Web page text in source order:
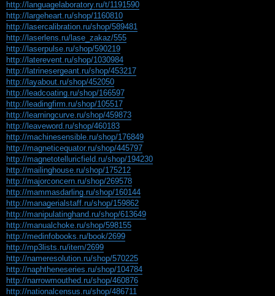
http://languagelaboratory.ru/t/1191590
http://largeheart.ru/shop/1160810
http://lasercalibration.ru/shop/589481
http://laserlens.ru/lase_zakaz/555
http://laserpulse.ru/shop/590219
http://laterevent.ru/shop/1030984
http://latrinesergeant.ru/shop/453217
http://layabout.ru/shop/452050
http://leadcoating.ru/shop/166597
http://leadingfirm.ru/shop/105517
http://learningcurve.ru/shop/459873
http://leaveword.ru/shop/460183
http://machinesensible.ru/shop/176849
http://magneticequator.ru/shop/445797
http://magnetotelluricfield.ru/shop/194230
http://mailinghouse.ru/shop/175212
http://majorconcern.ru/shop/269578
http://mammasdarling.ru/shop/160144
http://managerialstaff.ru/shop/159862
http://manipulatinghand.ru/shop/613649
http://manualchoke.ru/shop/598155
http://medinfobooks.ru/book/2699
http://mp3lists.ru/item/2699
http://nameresolution.ru/shop/570225
http://naphtheneseries.ru/shop/104784
http://narrowmouthed.ru/shop/460876
http://nationalcensus.ru/shop/486711